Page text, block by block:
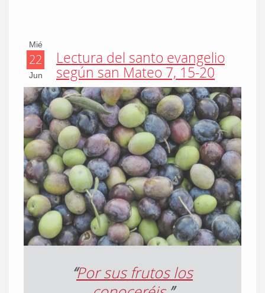
Mié
22
Jun
Lectura del santo evangelio
según san Mateo 7, 15-20
“Por sus frutos los